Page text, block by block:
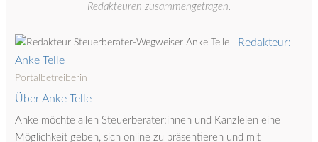
Redakteuren zusammengetragen.
Redakteur:
Anke Telle
Portalbetreiberin
Über Anke Telle
Anke möchte allen Steuerberater:innen und Kanzleien eine
Möglichkeit geben, sich online zu präsentieren und mit